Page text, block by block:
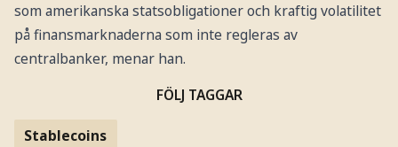
som amerikanska statsobligationer och kraftig volatilitet
på finansmarknaderna som inte regleras av
centralbanker, menar han.
FÖLJ TAGGAR
Stablecoins